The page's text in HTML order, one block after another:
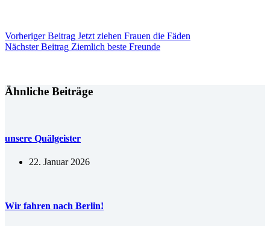
VorherigerBeitrag Jetzt ziehen Frauen die Fäden
NächsterBeitrag Ziemlich beste Freunde
Ähnliche Beiträge
unsere Quälgeister
22. Januar 2026
Wir fahren nach Berlin!